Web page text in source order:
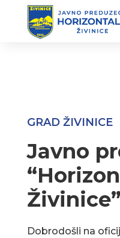
GRAD ŽIVINICE
Javno
Živinice”
Dobrodošli na